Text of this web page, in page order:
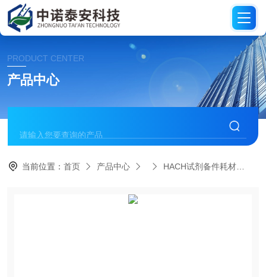
PRODUCT CENTER
产品中心
当前位置：首页 产品中心 HACH试剂备件耗材